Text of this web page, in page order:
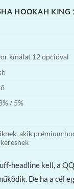
HOOKAH KING
kínálat 12 opcióval
/ 5%
akik prémium
headline kell, a
De ha a cél